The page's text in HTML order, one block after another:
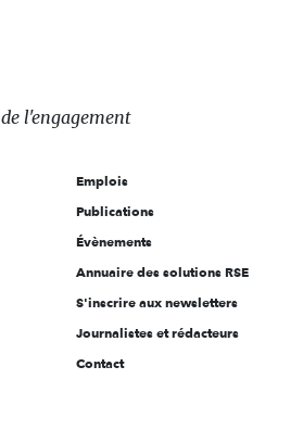
de l'engagement
Emplois
Publications
Évènements
Annuaire des solutions RSE
S'inscrire aux newsletters
Journalistes et rédacteurs
Contact